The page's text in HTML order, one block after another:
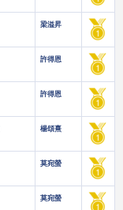
梁溢昇
許得恩
許得恩
楊頌熹
莫宛螢
莫宛螢